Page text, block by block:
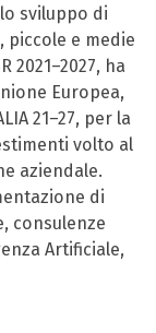
sviluppo di
e medie
2021–2027, ha
Europea,
21–27, per la
volto al
aziendale.
di
consulenze
Artificiale,